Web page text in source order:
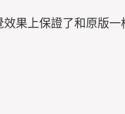
果上保證了和原版